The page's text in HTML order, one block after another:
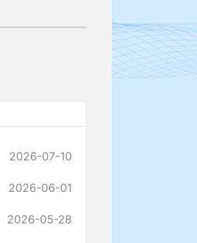
2026-07-10
2026-06-01
2026-05-28